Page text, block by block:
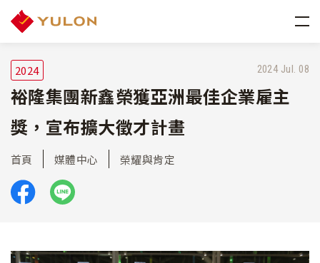
2024 2024 Jul. 08
裕隆集團新鑫榮獲亞洲最佳企業雇主
獎，宣布擴大徵才計畫
首頁 媒體中心 榮耀與肯定